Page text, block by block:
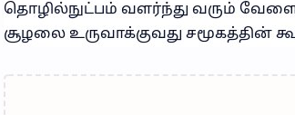
தொழில்நுட்பம் வளர்ந்து வரும்
சூழலை உருவாக்குவது சமூகத்தின்